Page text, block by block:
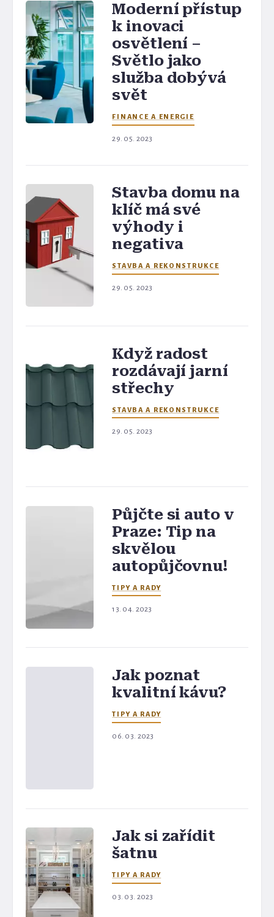
Moderní přístup
k inovaci
osvětlení –
Světlo jako
služba dobývá
svět
FINANCE A ENERGIE
29. 05. 2023
Stavba domu na
klíč má své
výhody i
negativa
STAVBA A REKONSTRUKCE
29. 05. 2023
Když radost
rozdávají jarní
střechy
STAVBA A REKONSTRUKCE
29. 05. 2023
Půjčte si auto v
Praze: Tip na
skvělou
autopůjčovnu!
TIPY A RADY
13. 04. 2023
Jak poznat
kvalitní kávu?
TIPY A RADY
06. 03. 2023
Jak si zařídit
šatnu
TIPY A RADY
03. 03. 2023